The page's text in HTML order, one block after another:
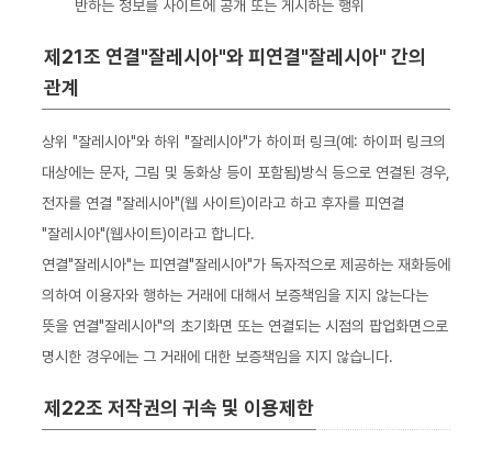
반하는 정보를 사이트에 공개 또는 게시하는 행위
제21조 연결"잘레시아"와 피연결"잘레시아" 간의
관계
상위 "잘레시아"와 하위 "잘레시아"가 하이퍼 링크(예: 하이퍼 링크의
대상에는 문자, 그림 및 동화상 등이 포함됨)방식 등으로 연결된 경우,
전자를 연결 "잘레시아"(웹 사이트)이라고 하고 후자를 피연결
"잘레시아"(웹사이트)이라고 합니다.
연결"잘레시아"는 피연결"잘레시아"가 독자적으로 제공하는 재화등에
의하여 이용자와 행하는 거래에 대해서 보증책임을 지지 않는다는
뜻을 연결"잘레시아"의 초기화면 또는 연결되는 시점의 팝업화면으로
명시한 경우에는 그 거래에 대한 보증책임을 지지 않습니다.
제22조 저작권의 귀속 및 이용제한